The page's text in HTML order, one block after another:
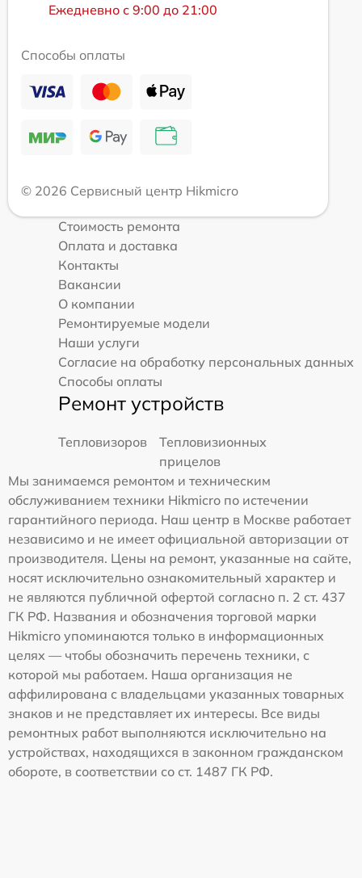
Ежедневно с 9:00 до 21:00
Способы оплаты
© 2026 Сервисный центр Hikmicro
Стоимость ремонта
Оплата и доставка
Контакты
Вакансии
О компании
Ремонтируемые модели
Наши услуги
Согласие на обработку персональных данных
Способы оплаты
Ремонт устройств
Тепловизоров
Тепловизионных
прицелов
Мы занимаемся ремонтом и техническим
обслуживанием техники Hikmicro по истечении
гарантийного периода. Наш центр в Москве работает
независимо и не имеет официальной авторизации от
производителя. Цены на ремонт, указанные на сайте,
носят исключительно ознакомительный характер и
не являются публичной офертой согласно п. 2 ст. 437
ГК РФ. Названия и обозначения торговой марки
Hikmicro упоминаются только в информационных
целях — чтобы обозначить перечень техники, с
которой мы работаем. Наша организация не
аффилирована с владельцами указанных товарных
знаков и не представляет их интересы. Все виды
ремонтных работ выполняются исключительно на
устройствах, находящихся в законном гражданском
обороте, в соответствии со ст. 1487 ГК РФ.